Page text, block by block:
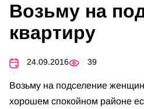
Возьму на
квартиру
24.09.2016 39
Возьму на подселение
хорошем спокойном районе